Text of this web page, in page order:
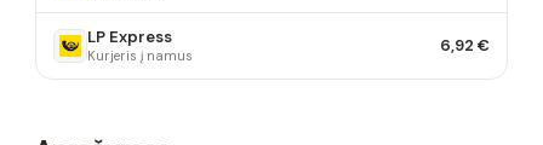
LP Express
Kurjeris į namus 6,92 €